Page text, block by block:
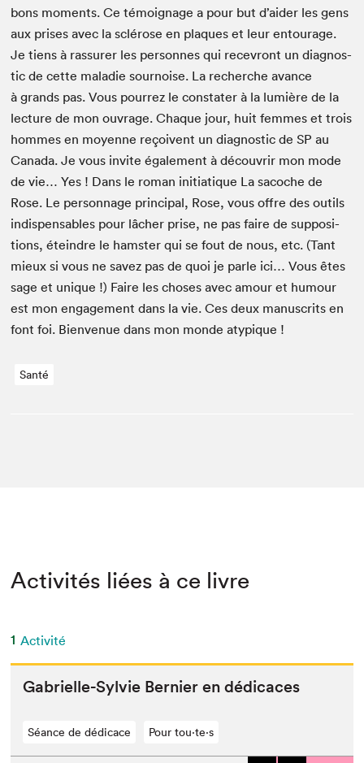
bons moments. Ce témoignage a pour but d’aider les gens
aux pris­es avec la sclérose en plaques et leur entourage.
Je tiens à ras­sur­er les per­son­nes qui recevront un diag­nos­
tic de cette mal­adie sournoise. La recherche avance
à grands pas. Vous pour­rez le con­stater à la lumière de la
lec­ture de mon ouvrage. Chaque jour, huit femmes et trois
hommes en moyenne reçoivent un diag­nos­tic deSP au
Cana­da. Je vous invite égale­ment à décou­vrir mon mode
de vie… Yes ! Dans le roman ini­ti­a­tique La sacoche de
Rose. Le per­son­nage prin­ci­pal, Rose, vous offre des out­ils
indis­pens­ables pour lâch­er prise, ne pas faire de sup­po­si­
tions, étein­dre le ham­ster qui se fout de nous, etc. (Tant
mieux si vous ne savez pas de quoi je par­le ici… Vous êtes
sage et unique !) Faire les choses avec amour et humour
est mon engage­ment dans la vie. Ces deux man­u­scrits en
font foi. Bien­v­enue dans mon monde atypique !
Santé
Activités liées à ce livre
1 Activité
Gabrielle-Sylvie Bernier en dédicaces
Séance de dédicace Pour tou⋅te⋅s